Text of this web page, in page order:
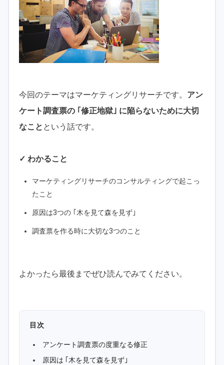
今回のテーマはマーケティングリサーチです。 アン
ケート調査票の ｢修正地獄｣ に陥らないために大切
なこと という話です。
✓ わかること
マーケティングリサーチのコンサルティングで起こっ
たこと
原因は3つの ｢木を見て森を見ず｣
調査票を作る時に大切な3つのこと
よかったら最後までぜひ読んでみてください。
目次
アンケート調査票の度重なる修正
原因は ｢木を見て森を見ず｣